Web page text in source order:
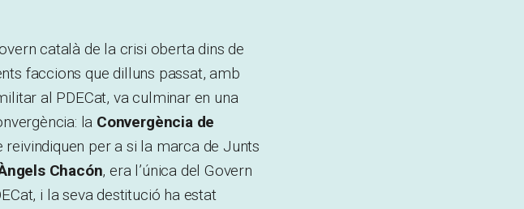
català de la crisi oberta dins de
faccions que dilluns passat, amb
al PDECat, va culminar en una
la Convergència de
reivindiquen per a si la marca de Junts
Chacón, era l’única del Govern
i la seva destitució ha estat